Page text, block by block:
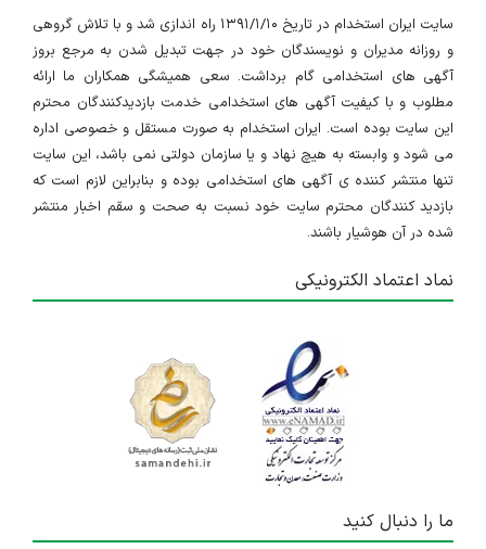
سایت ایران استخدام در تاریخ ۱۳۹۱/۱/۱۰ راه اندازی شد و با تلاش گروهی
و روزانه مدیران و نویسندگان خود در جهت تبدیل شدن به مرجع بروز
آگهی های استخدامی گام برداشت. سعی همیشگی همکاران ما ارائه
مطلوب و با کیفیت آگهی های استخدامی خدمت بازدیدکنندگان محترم
این سایت بوده است. ایران استخدام به صورت مستقل و خصوصی اداره
می شود و وابسته به هیچ نهاد و یا سازمان دولتی نمی باشد، این سایت
تنها منتشر کننده ی آگهی های استخدامی بوده و بنابراین لازم است که
بازدید کنندگان محترم سایت خود نسبت به صحت و سقم اخبار منتشر
شده در آن هوشیار باشند.
نماد اعتماد الکترونیکی
ما را دنبال کنید